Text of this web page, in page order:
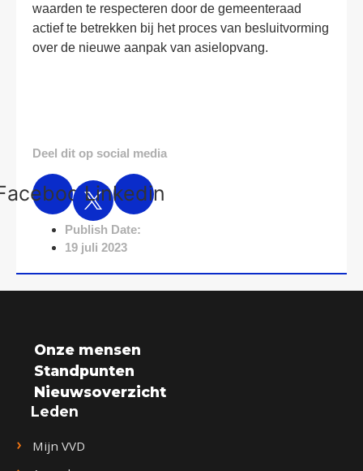
waarden te respecteren door de gemeenteraad
actief te betrekken bij het proces van besluitvorming
over de nieuwe aanpak van asielopvang.
Deel dit op social media
Linkedin
Publish Date:
19 juli 2023
Onze mensen
Standpunten
Nieuwsoverzicht
Leden
Mijn VVD